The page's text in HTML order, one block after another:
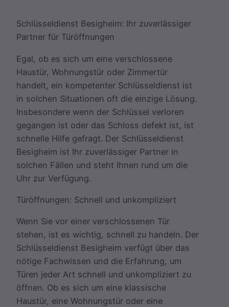
Schlüsseldienst Besigheim: Ihr zuverlässiger
Partner für Türöffnungen
Egal, ob es sich um eine verschlossene
Haustür, Wohnungstür oder Zimmertür
handelt, ein kompetenter Schlüsseldienst ist
in solchen Situationen oft die einzige Lösung.
Insbesondere wenn der Schlüssel verloren
gegangen ist oder das Schloss defekt ist, ist
schnelle Hilfe gefragt. Der Schlüsseldienst
Besigheim ist Ihr zuverlässiger Partner in
solchen Fällen und steht Ihnen rund um die
Uhr zur Verfügung.
Türöffnungen: Schnell und unkompliziert
Wenn Sie vor einer verschlossenen Tür
stehen, ist es wichtig, schnell zu handeln. Der
Schlüsseldienst Besigheim verfügt über das
nötige Fachwissen und die Erfahrung, um
Türen jeder Art schnell und unkompliziert zu
öffnen. Ob es sich um eine klassische
Haustür, eine Wohnungstür oder eine